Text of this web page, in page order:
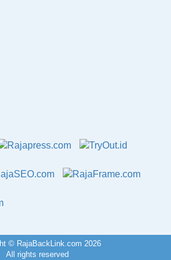
© RajaBackLink.com 2026
All rights reserved